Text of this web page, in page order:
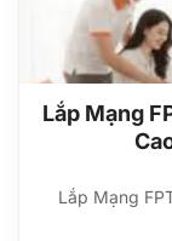
Lắp Mạng
Lắp Mạng